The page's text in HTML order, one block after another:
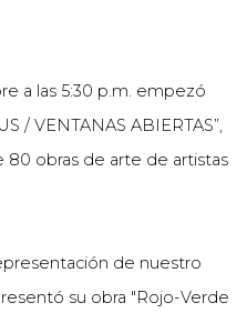
a las 5:30 p.m. empezó
/ VENTANAS ABIERTAS”,
80 obras de arte de artistas
de nuestro
su obra "Rojo-Verde